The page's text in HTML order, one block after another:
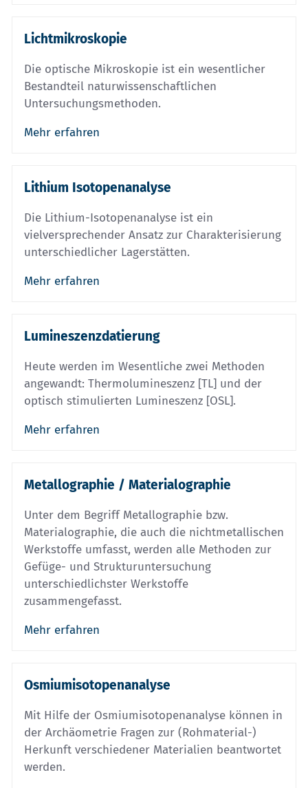
Lichtmikroskopie
Die optische Mikroskopie ist ein wesentlicher
Bestandteil naturwissenschaftlichen
Untersuchungsmethoden.
Mehr erfahren
Lithium Isotopenanalyse
Die Lithium-Isotopenanalyse ist ein
vielversprechender Ansatz zur Charakterisierung
unterschiedlicher Lagerstätten.
Mehr erfahren
Lumineszenzdatierung
Heute werden im Wesentliche zwei Methoden
angewandt: Thermolumineszenz [TL] und der
optisch stimulierten Lumineszenz [OSL].
Mehr erfahren
Metallographie / Materialographie
Unter dem Begriff Metallographie bzw.
Materialographie, die auch die nichtmetallischen
Werkstoffe umfasst, werden alle Methoden zur
Gefüge- und Strukturuntersuchung
unterschiedlichster Werkstoffe
zusammengefasst.
Mehr erfahren
Osmiumisotopenanalyse
Mit Hilfe der Osmiumisotopenanalyse können in
der Archäometrie Fragen zur (Rohmaterial-)
Herkunft verschiedener Materialien beantwortet
werden.